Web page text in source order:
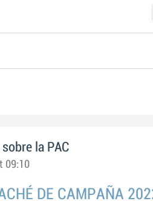
la PAC
09:10
DE CAMPAÑA